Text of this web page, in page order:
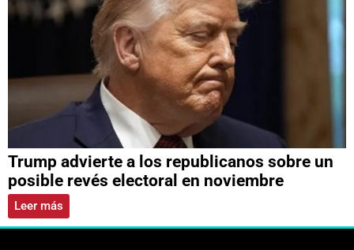
Trump advierte a los republicanos sobre un
posible revés electoral en noviembre
Leer más